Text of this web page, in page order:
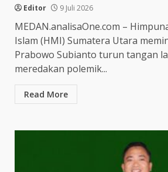
Editor 9 Juli 2026
MEDAN.analisaOne.com –
Islam (HMI) Sumatera Utara
Prabowo Subianto turun tangan
meredakan polemik...
Read More